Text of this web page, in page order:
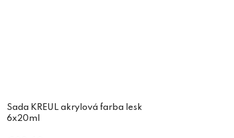
Sada KREUL akrylová farba lesk
6x20ml